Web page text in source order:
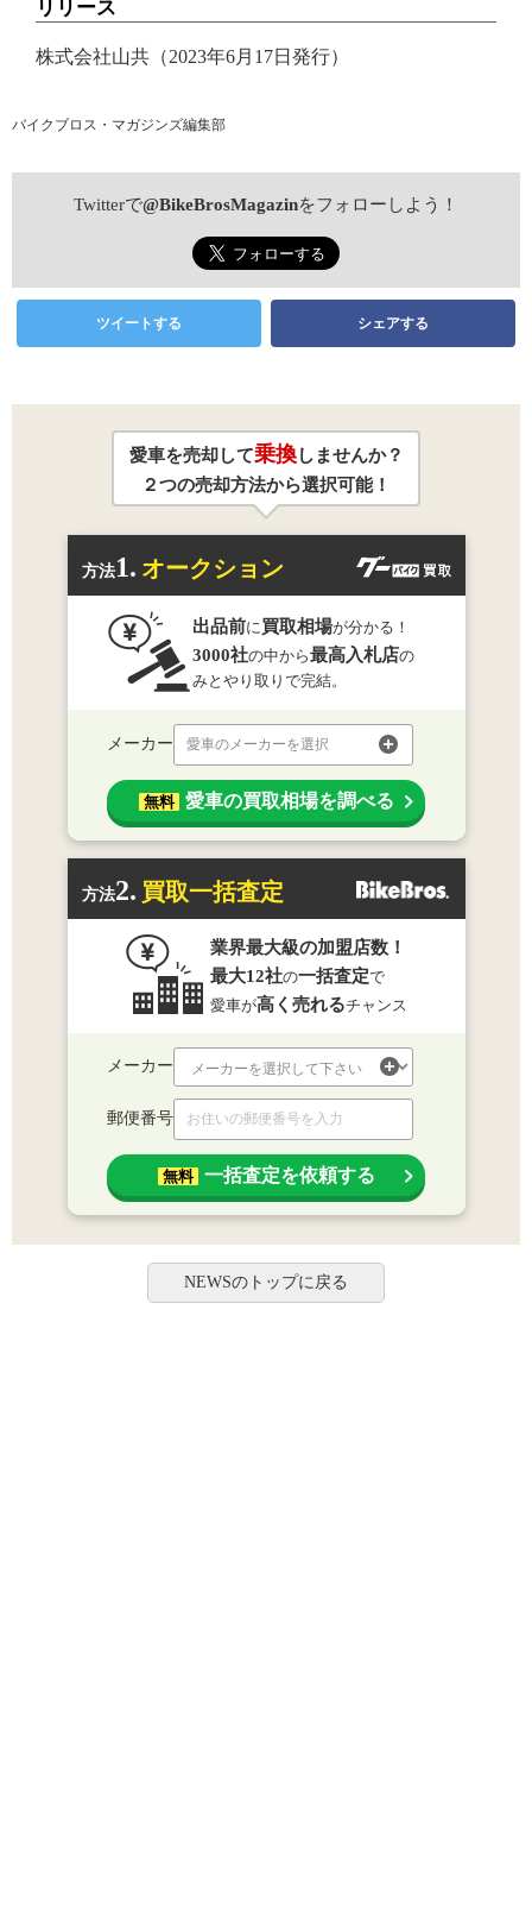
リリース
株式会社山共（2023年6月17日発行）
バイクブロス・マガジンズ編集部
Twitterで@BikeBrosMagazinをフォローしよう！
ツイートする シェアする
愛車を売却して乗換しませんか？
２つの売却方法から選択可能！
方法1. オークション
出品前に 買取相場が分かる！
3000社の中から最高入札店の
みとやり取りで完結。
メーカー 愛車のメーカーを選択
無料 愛車の買取相場を調べる
方法2. 買取一括査定
業界最大級の加盟店数！
最大12社の一括査定で
愛車が高く売れるチャンス
メーカー
郵便番号
無料 一括査定を依頼する
NEWSのトップに戻る